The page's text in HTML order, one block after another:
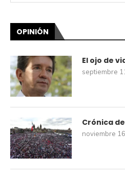
OPINIÓN
El ojo de
septiembre
Crónica
noviembre